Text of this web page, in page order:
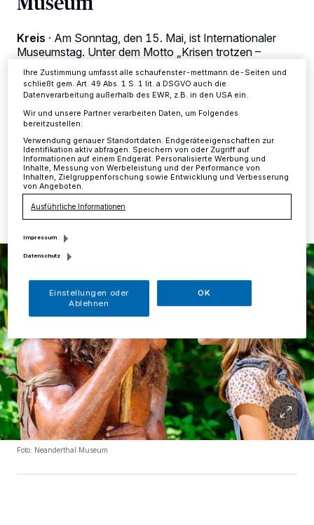
Kreis · Am Sonntag, den 15. Mai, ist Internationaler
Museumstag. Unter dem Motto „Krisen trotzen –
Museen mit Freude entdecken“ lädt das Neanderthal
Museum in Mettmann zu einem eintrittsfreien Besuch
ein. In der Dauerausstellung stehen die beliebten
Scouts zu allen Fragen rund um die Steinzeit Rede und
Antwort.
09.05.2022 , 09:18 Uhr Eine Minute Lesezeit
Foto: Neanderthal Museum
dieses Menü jederzeit wieder aufrufen, um Ihre Einstellungen zu
Einstellungen oder Ablehnen am unteren Rand der Webseite klicken.
Ihre Einstellungen gelten innerhalb unseres Website. Weitere
Informationen finden Sie in unserer Datenschutzerklärung.
Ihre Zustimmung umfasst alle schaufenster-mettmann.de-Seiten und
schließt gem. Art. 49 Abs. 1 S. 1 lit. a DSGVO auch die
Datenverarbeitung außerhalb des EWR, z.B. in den USA ein.
Wir und unsere Partner verarbeiten Daten, um Folgendes
bereitzustellen:
Verwendung genauer Standortdaten. Endgeräteeigenschaften zur
Identifikation aktiv abfragen. Speichern von oder Zugriff auf
Informationen auf einem Endgerät. Personalisierte Werbung und
Inhalte, Messung von Werbeleistung und der Performance von
Inhalten, Zielgruppenforschung sowie Entwicklung und Verbesserung
von Angeboten.
Ausführliche Informationen
Impressum
Datenschutz
Einstellungen oder
Ablehnen
OK